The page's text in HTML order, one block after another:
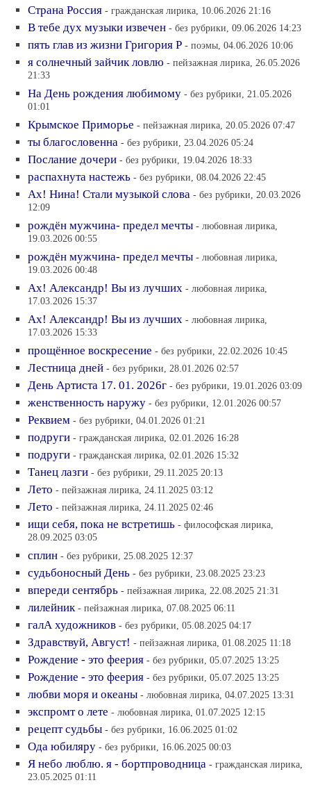
Страна Россия - гражданская лирика, 10.06.2026 21:16
В тебе дух музыки извечен - без рубрики, 09.06.2026 14:23
пять глав из жизни Григория Р - поэмы, 04.06.2026 10:06
я солнечный зайчик ловлю - пейзажная лирика, 26.05.2026
21:33
На День рождения любимому - без рубрики, 21.05.2026
01:01
Крымское Приморье - пейзажная лирика, 20.05.2026 07:47
ты благословенна - без рубрики, 23.04.2026 05:24
Послание дочери - без рубрики, 19.04.2026 18:33
распахнута настежь - без рубрики, 08.04.2026 22:45
Ах! Нина! Стали музыкой слова - без рубрики, 20.03.2026
12:09
рождён мужчина- предел мечты - любовная лирика,
19.03.2026 00:55
рождён мужчина- предел мечты - любовная лирика,
19.03.2026 00:48
Ах! Александр! Вы из лучших - любовная лирика,
17.03.2026 15:37
Ах! Александр! Вы из лучших - любовная лирика,
17.03.2026 15:33
прощённое воскресение - без рубрики, 22.02.2026 10:45
Лестница дней - без рубрики, 28.01.2026 02:57
День Артиста 17. 01. 2026г - без рубрики, 19.01.2026 03:09
женственность наружу - без рубрики, 12.01.2026 00:57
Реквием - без рубрики, 04.01.2026 01:21
подруги - гражданская лирика, 02.01.2026 16:28
подруги - гражданская лирика, 02.01.2026 15:32
Танец лазги - без рубрики, 29.11.2025 20:13
Лето - пейзажная лирика, 24.11.2025 03:12
Лето - пейзажная лирика, 24.11.2025 02:46
ищи себя, пока не встретишь - философская лирика,
28.09.2025 03:05
сплин - без рубрики, 25.08.2025 12:37
судьбоносный День - без рубрики, 23.08.2025 23:23
впереди сентябрь - пейзажная лирика, 22.08.2025 21:31
лилейник - пейзажная лирика, 07.08.2025 06:11
галА художников - без рубрики, 05.08.2025 04:17
Здравствуй, Август! - пейзажная лирика, 01.08.2025 11:18
Рождение - это феерия - без рубрики, 05.07.2025 13:25
Рождение - это феерия - без рубрики, 05.07.2025 13:25
любви моря и океаны - любовная лирика, 04.07.2025 13:31
экспромт о лете - любовная лирика, 01.07.2025 12:15
рецепт судьбы - без рубрики, 16.06.2025 01:02
Ода юбиляру - без рубрики, 16.06.2025 00:03
Я небо люблю. я - бортпроводница - гражданская лирика,
23.05.2025 01:11